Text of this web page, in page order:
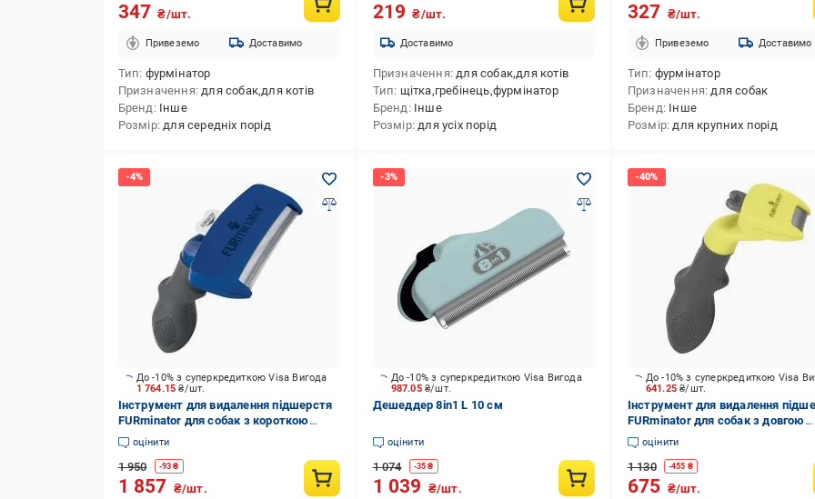
347 ₴/шт.
Привеземо Доставимо
Тип фурмінатор
Призначення для собак,для котів
Бренд Інше
Розмір для середніх порід
219 ₴/шт.
Доставимо
Призначення для собак,для котів
Тип щітка,гребінець,фурмінатор
Бренд Інше
Розмір для усіх порід
327 ₴/шт.
Привеземо Доставимо
Тип фурмінатор
Призначення для собак
Бренд Інше
Розмір для крупних порід
1 764.15₴/шт.
До -10% з суперкредиткою Visa Вигода
Інструмент для видалення підшерстя
FURminator для собак з короткою
шерстю Short Hair розмір L
92955FL/691656
оцінити
1 950 -93 ₴
1 857 ₴/шт.
987.05₴/шт.
До -10% з суперкредиткою Visa Вигода
Дешеддер 8in1 L 10 см
оцінити
1 074 -35 ₴
1 039 ₴/шт.
641.25₴/шт.
До -10% з суперкредиткою Visa
Інструмент для видалення
FURminator для собак з довгою
шерстю Long Hair розмір XS
оцінити
1 130 -455 ₴
675 ₴/шт.